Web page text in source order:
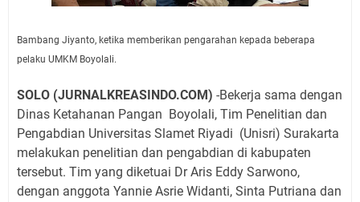
Bambang Jiyanto, ketika memberikan pengarahan kepada beberapa
pelaku UMKM Boyolali.
SOLO (JURNALKREASINDO.COM) -Bekerja sama dengan
Dinas Ketahanan Pangan Boyolali, Tim Penelitian dan
Pengabdian Universitas Slamet Riyadi (Unisri) Surakarta
melakukan penelitian dan pengabdian di kabupaten
tersebut. Tim yang diketuai Dr Aris Eddy Sarwono,
dengan anggota Yannie Asrie Widanti, Sinta Putriana dan